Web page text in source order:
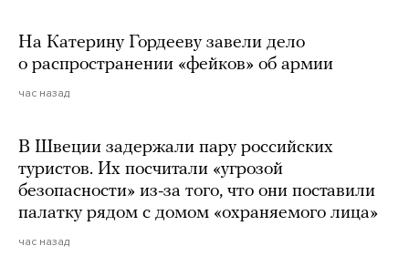
На Катерину Гордееву завели дело
о распространении «фейков» об армии
час назад
В Швеции задержали пару российских
туристов. Их посчитали «угрозой
безопасности» из-за того, что они поставили
палатку рядом с домом «охраняемого лица»
час назад